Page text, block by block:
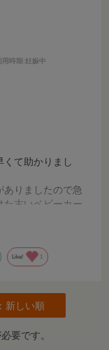
時期 :妊娠中
くて助かりまし
りましたので急
た古いベビーカー
ト購入できるこ
Like! 1
新しい順
要です。